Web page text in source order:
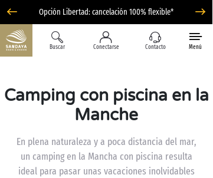
Opción Libertad: cancelación 100% flexible*
Buscar Conectarse Contacto Menú
Camping con piscina en la
Manche
En plena naturaleza y a poca distancia del mar,
un camping en la Mancha con piscina resulta
ideal para pasar unas vacaciones inolvidables